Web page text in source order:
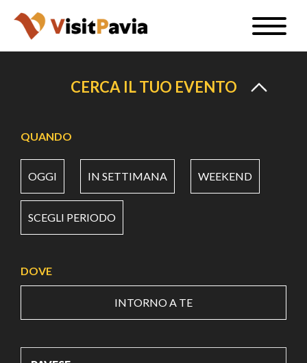
Salta
contenuto
Toggle
IT
CERCA IL TUO EVENTO
QUANDO
OGGI IN SETTIMANA WEEKEND
SCEGLI PERIODO
DOVE
INTORNO A TE